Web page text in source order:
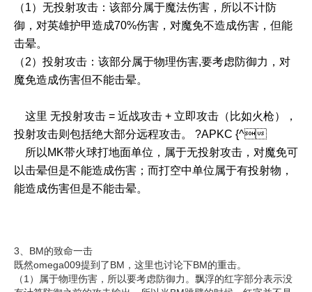
（1）无投射攻击：该部分属于魔法伤害，所以不计防
御，对英雄护甲造成70%伤害，对魔免不造成伤害，但能
击晕。
（2）投射攻击：该部分属于物理伤害,要考虑防御力，对
魔免造成伤害但不能击晕。
这里 无投射攻击 = 近战攻击 + 立即攻击（比如火枪），
投射攻击则包括绝大部分远程攻击。 ?APKC {^
所以MK带火球打地面单位，属于无投射攻击，对魔免可
以击晕但是不能造成伤害；而打空中单位属于有投射物，
能造成伤害但是不能击晕。
3、BM的致命一击
既然omega009提到了BM，这里也讨论下BM的重击。
（1）属于物理伤害，所以要考虑防御力。飘浮的红字部分表示没